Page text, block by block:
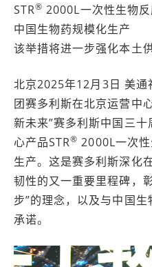
STR® 2000L一次性生物
中国生物药规模化生产
该举措将进一步强化本土
北京2025年12月3日 美通
团赛多利斯在北京运营中
新未来”赛多利斯中国三
心产品STR® 2000L一次
生产。这是赛多利斯深化
韧性的又一重要里程碑，
步”的理念，以及与中国
承诺。